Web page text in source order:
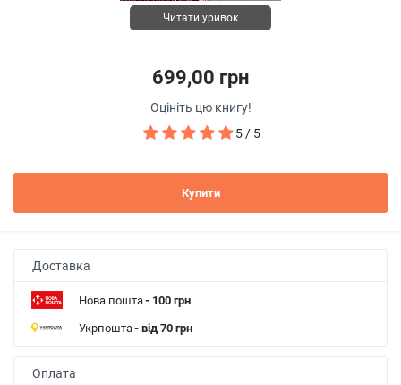
Читати уривок
699,00 грн
Оцініть цю книгу!
5 / 5
Купити
Доставка
Нова пошта- 100 грн
Укрпошта- від 70 грн
Оплата